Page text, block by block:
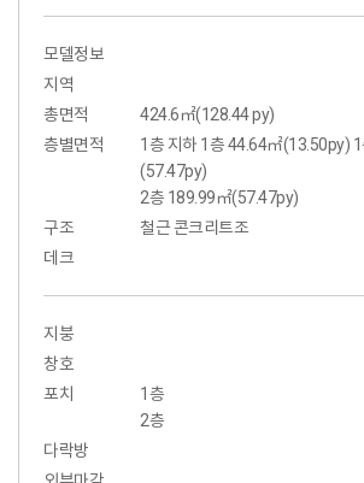
모델정보
지역
총면적
424.6㎡(128.44 py)
층별면적
1층 지하 1층 44.64㎡(13.50py)
(57.47py)
2층 189.99㎡(57.47py)
구조
철근 콘크리트조
데크
지붕
창호
포치
1층
2층
다락방